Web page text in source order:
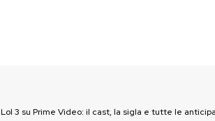
Lol 3 su Prime Video: il cast, la sigla e tutte le